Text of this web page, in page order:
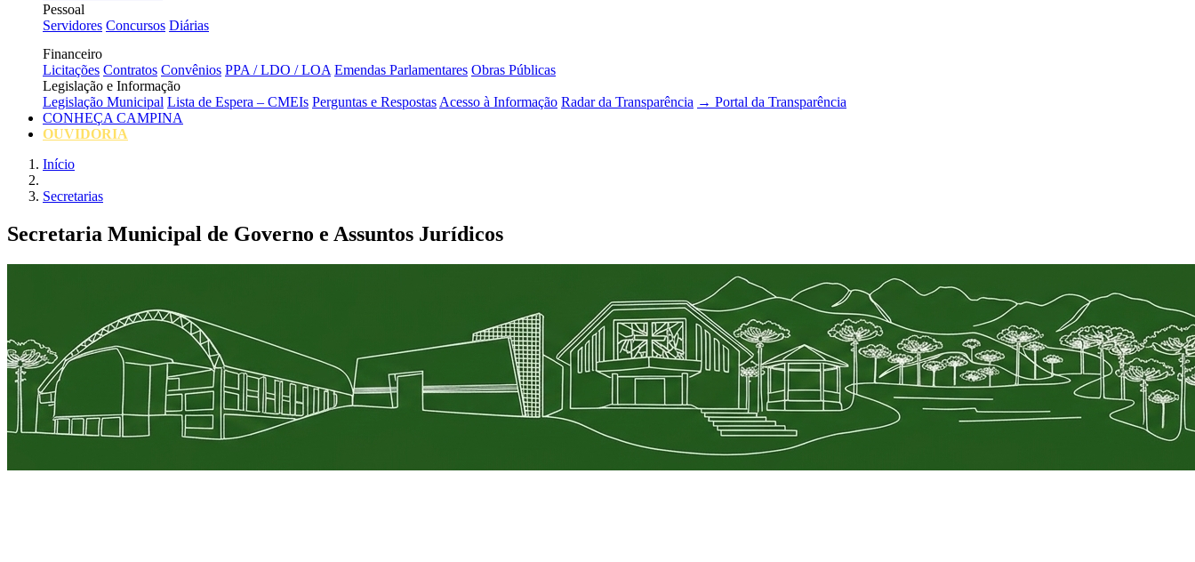
Pessoal
Servidores Concursos Diárias
Financeiro
Licitações Contratos Convênios PPA / LDO / LOA Emendas Parlamentares Obras Públicas
Legislação e Informação
Legislação Municipal Lista de Espera – CMEIs Perguntas e Respostas Acesso à Informação Radar da Transparência → Portal da Transparência
CONHEÇA CAMPINA
OUVIDORIA
Início
Secretarias
Secretaria Municipal de Governo e Assuntos Jurídicos